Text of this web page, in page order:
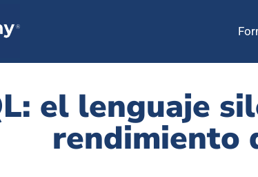
el lenguaje
rendimiento